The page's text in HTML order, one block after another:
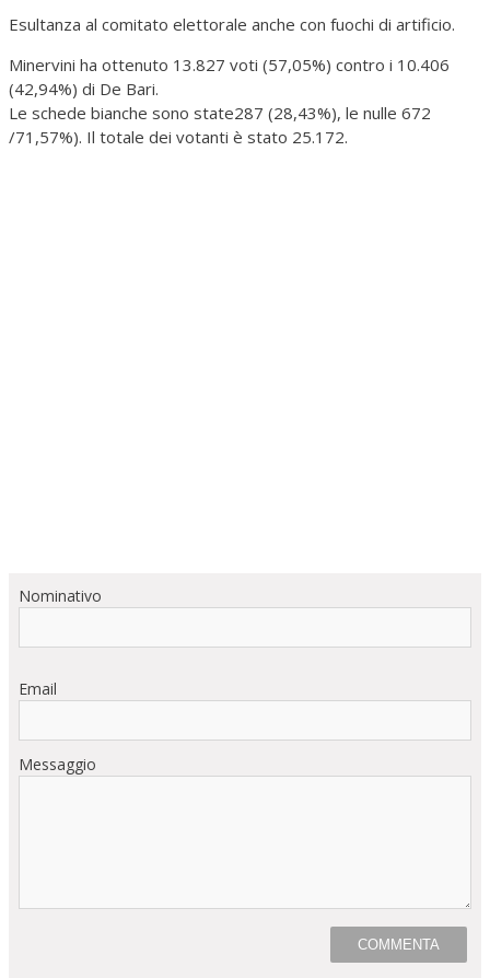
Esultanza al comitato elettorale anche con fuochi di artificio.
Minervini ha ottenuto 13.827 voti (57,05%) contro i 10.406
(42,94%) di De Bari.
Le schede bianche sono state287 (28,43%), le nulle 672
/71,57%). Il totale dei votanti è stato 25.172.
Nominativo
Email
Messaggio